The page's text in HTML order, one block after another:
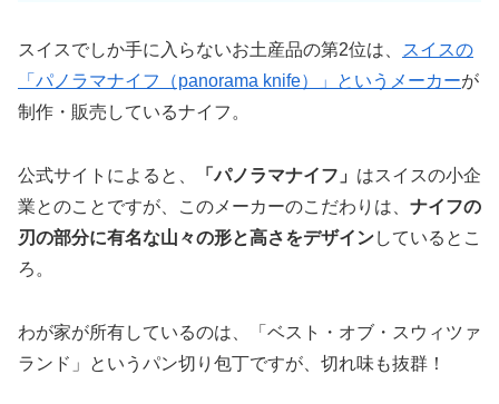
スイスでしか手に入らないお土産品の第2位は、
スイスの
「パノラマナイフ（panorama knife）」というメーカーが
制作・販売しているナイフ。
公式サイトによると、 「パノラマナイフ」 はスイスの小企
業とのことですが、このメーカーのこだわりは、 ナイフの
刃の部分に有名な山々の形と高さをデザインしているとこ
ろ。
わが家が所有しているのは、「ベスト・オブ・スウィツァ
ランド」というパン切り包丁ですが、切れ味も抜群！